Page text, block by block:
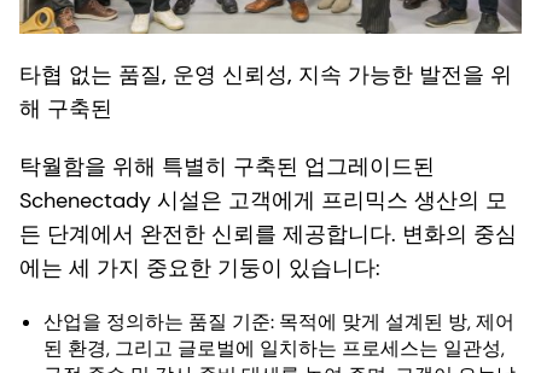
타협 없는 품질, 운영 신뢰성, 지속 가능한 발전을 위
해 구축된
탁월함을 위해 특별히 구축된 업그레이드된
Schenectady 시설은 고객에게 프리믹스 생산의 모
든 단계에서 완전한 신뢰를 제공합니다. 변화의 중심
에는 세 가지 중요한 기둥이 있습니다:
산업을 정의하는 품질 기준: 목적에 맞게 설계된 방, 제어
된 환경, 그리고 글로벌에 일치하는 프로세스는 일관성,